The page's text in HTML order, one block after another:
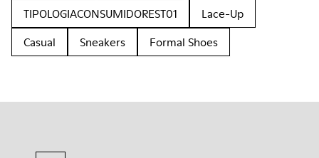
TIPOLOGIACONSUMIDOREST01
Lace-Up
Casual
Sneakers Formal Shoes